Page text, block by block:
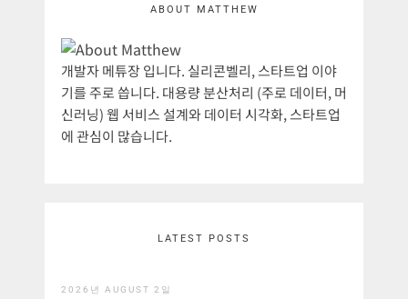
ABOUT MATTHEW
개발자 메튜장 입니다. 실리콘벨리, 스타트업 이야
기를 주로 씁니다. 대용량 분산처리 (주로 데이터, 머
신러닝) 웹 서비스 설계와 데이터 시각화, 스타트업
에 관심이 많습니다.
LATEST POSTS
2026년 AUGUST 2일